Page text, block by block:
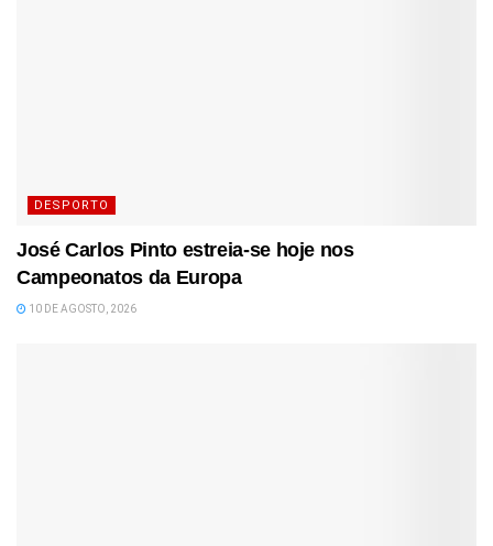
DESPORTO
José Carlos Pinto estreia-se hoje nos
Campeonatos da Europa
10 DE AGOSTO, 2026